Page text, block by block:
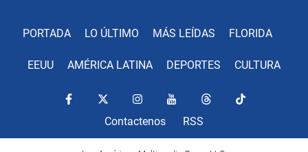
PORTADA LO ÚLTIMO MÁS LEÍDAS FLORIDA
EEUU AMÉRICA LATINA DEPORTES CULTURA
Contactenos RSS